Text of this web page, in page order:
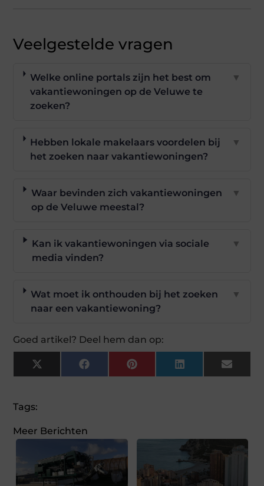
Veelgestelde vragen
Welke online portals zijn het best om
vakantiewoningen op de Veluwe te
zoeken?
▼
Hebben lokale makelaars voordelen bij
het zoeken naar vakantiewoningen?
▼
Waar bevinden zich vakantiewoningen
op de Veluwe meestal?
▼
Kan ik vakantiewoningen via sociale
media vinden?
▼
Wat moet ik onthouden bij het zoeken
naar een vakantiewoning?
▼
Goed artikel? Deel hem dan op:
X
(Twitter)
FacebookPinterestLinkedIn Email
Tags:
Meer Berichten